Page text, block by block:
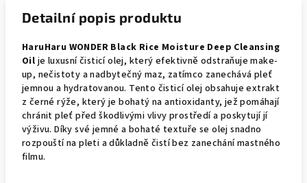
Detailní popis produktu
HaruHaru WONDER Black Rice Moisture Deep Cleansing
Oilje luxusní čisticí olej, který efektivně odstraňuje make-
up, nečistoty a nadbytečný maz, zatímco zanechává pleť
jemnou a hydratovanou. Tento čisticí olej obsahuje extrakt
z černé rýže, který je bohatý na antioxidanty, jež pomáhají
chránit pleť před škodlivými vlivy prostředí a poskytují jí
výživu. Díky své jemné a bohaté textuře se olej snadno
rozpouští na pleti a důkladně čistí bez zanechání mastného
filmu.